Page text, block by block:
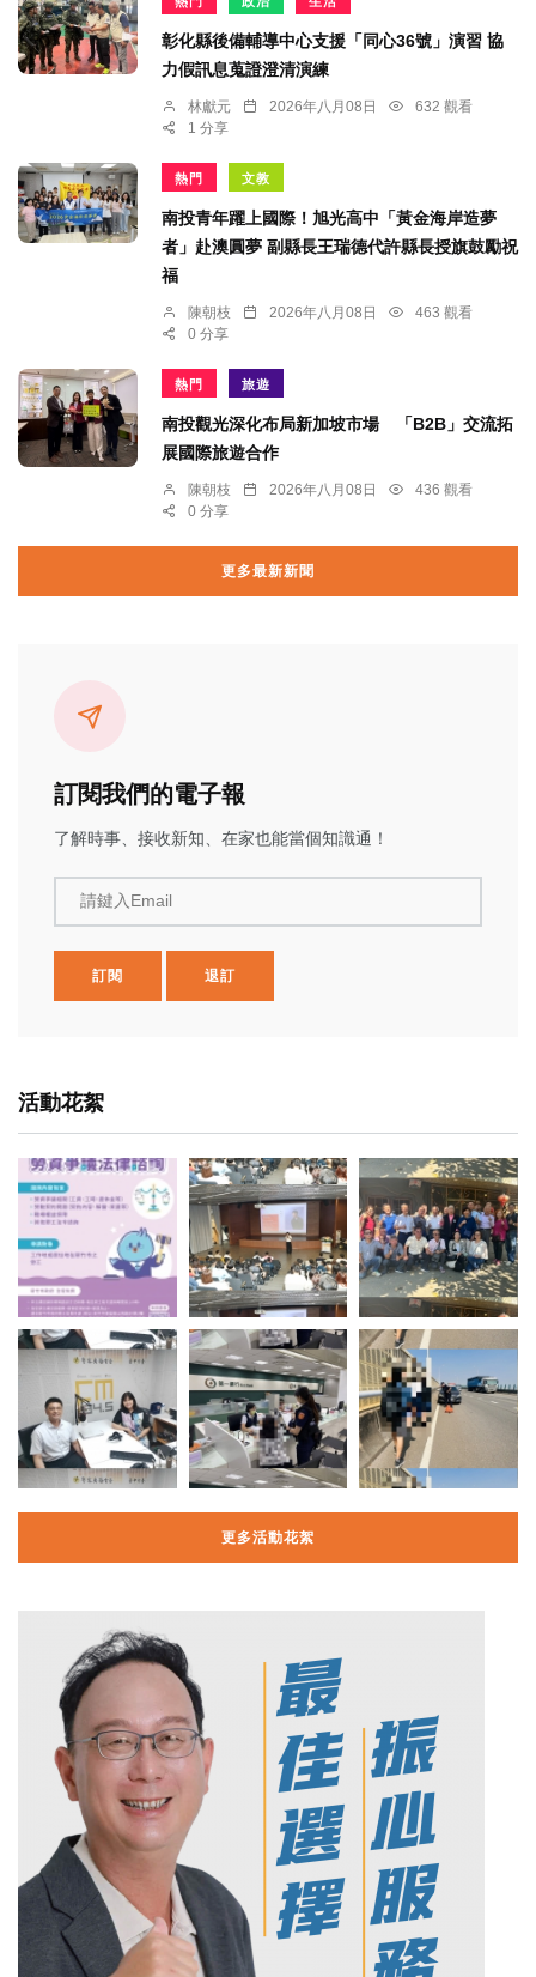
彰化縣後備輔導中心支援「同心36號」演習 協
力假訊息蒐證澄清演練
林獻元 2026年八月08日
632 觀看
1 分享
熱門 文教
南投青年躍上國際！旭光高中「黃金海岸造夢
者」赴澳圓夢 副縣長王瑞德代許縣長授旗鼓勵祝
福
陳朝枝 2026年八月08日
463 觀看
0 分享
熱門 旅遊
南投觀光深化布局新加坡市場 「B2B」交流拓
展國際旅遊合作
陳朝枝 2026年八月08日
436 觀看
0 分享
更多最新新聞
訂閱我們的電子報
了解時事、接收新知、在家也能當個知識通！
請鍵入Email
訂閱 退訂
活動花絮
更多活動花絮